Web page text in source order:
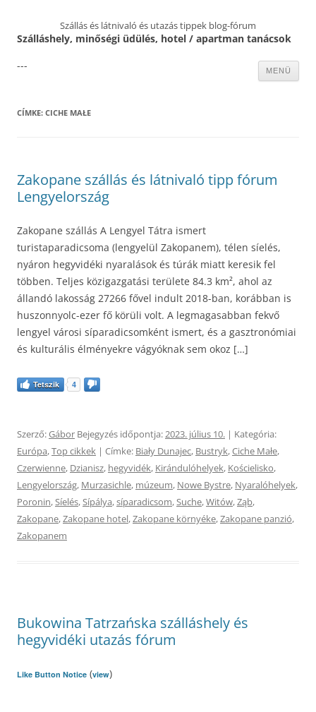
Szállás és látnivaló és utazás tippek blog-fórum
Szálláshely, minőségi üdülés, hotel / apartman tanácsok
MENÜ
---
CÍMKE: CICHE MAŁE
Zakopane szállás és látnivaló tipp fórum
Lengyelország
Zakopane szállás A Lengyel Tátra ismert
turistaparadicsoma (lengyelül Zakopanem), télen síelés,
nyáron hegyvidéki nyaralások és túrák miatt keresik fel
többen. Teljes közigazgatási területe 84.3 km², ahol az
állandó lakosság 27266 fővel indult 2018-ban, korábban is
huszonnyolc-ezer fő körüli volt. A legmagasabban fekvő
lengyel városi síparadicsomként ismert, és a gasztronómiai
és kulturális élményekre vágyóknak sem okoz […]
Tetszik 4
Szerző:Gábor Bejegyzés időpontja:2023. július 10. | Kategória:
Európa,Top cikkek | Címke: Biały Dunajec, Bustryk,Ciche Małe,
Czerwienne, Dzianisz, hegyvidék, Kirándulóhelyek, Kościelisko,
Lengyelország, Murzasichle, múzeum, Nowe Bystre, Nyaralóhelyek,
Poronin,Síelés,Sípálya,síparadicsom,Suche,Witów,Ząb,
Zakopane,Zakopane hotel,Zakopane környéke,Zakopane panzió,
Zakopanem
Bukowina Tatrzańska szálláshely és
hegyvidéki utazás fórum
Like Button Notice (view)